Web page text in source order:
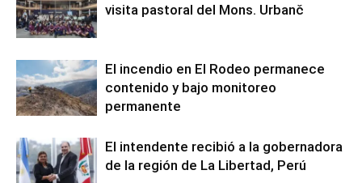
visita pastoral del Mons. Urbanč
El incendio en El Rodeo permanece
contenido y bajo monitoreo
permanente
El intendente recibió a la gobernadora
de la región de La Libertad, Perú